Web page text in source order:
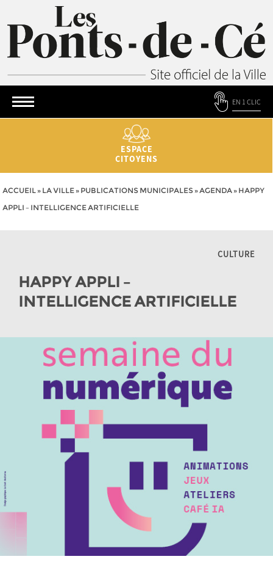
EN 1 CLIC
ESPACE
CITOYENS
ACCUEIL» LA VILLE» PUBLICATIONS MUNICIPALES»AGENDA» HAPPY
APPLI – INTELLIGENCE ARTIFICIELLE
CULTURE
HAPPY APPLI –
INTELLIGENCE ARTIFICIELLE